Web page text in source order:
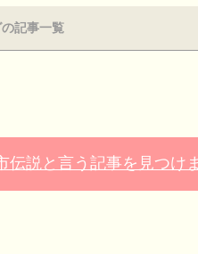
の記事一覧
伝説と言う記事を見つけ